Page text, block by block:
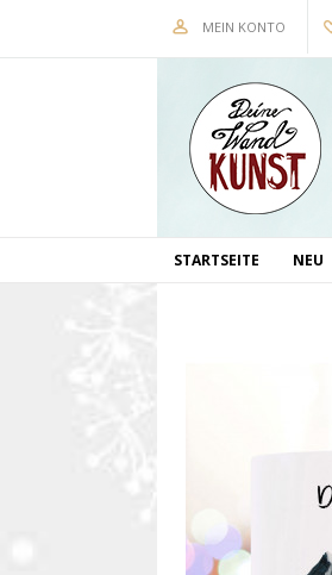
MEIN KONTO
STARTSEITE NEU